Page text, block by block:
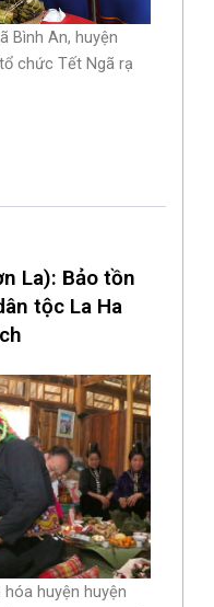
Bình An, huyện
chức Tết Ngã rạ
La): Bảo tồn
tộc La Ha
huyện huyện